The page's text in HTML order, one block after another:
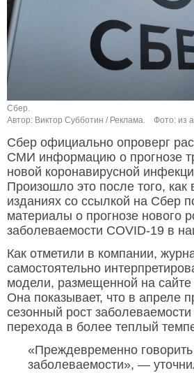
Сбер.
Автор: Виктор Субботин / Реклама.
Фото: из
Сбер официально опроверг
СМИ информацию о прогнозе
новой коронавирусной
Произошло это после того, как
изданиях со ссылкой на Сбер
материалы о прогнозе нового
заболеваемости COVID-19 в
Как отметили в компании,
самостоятельно
модели, размещенной на
Она показывает, что в апреле
сезонный рост
перехода в более теплый
«Преждевременно
заболеваемости», —